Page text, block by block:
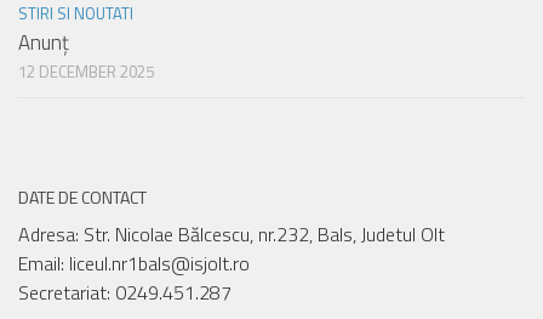
STIRI SI NOUTATI
Anunț
12 DECEMBER 2025
DATE DE CONTACT
Adresa: Str. Nicolae Bălcescu, nr.232, Bals, Judetul Olt
Email: liceul.nr1bals@isjolt.ro
Secretariat: 0249.451.287